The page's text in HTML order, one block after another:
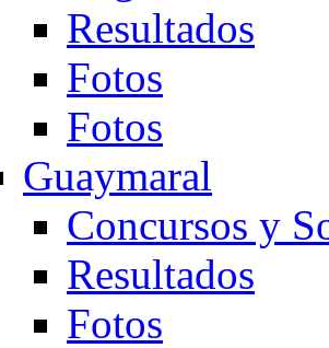
Resultados
Fotos
Fotos
Guaymaral
Concursos y
Resultados
Fotos